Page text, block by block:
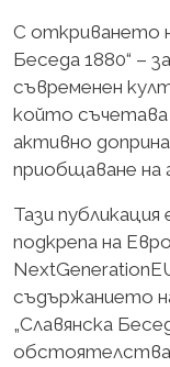
С откриването
Беседа 1880“ –
съвременен
който
активно
приобщаване на
Тази
подкрепа на
съдържанието
„Славянска
обстоятелства